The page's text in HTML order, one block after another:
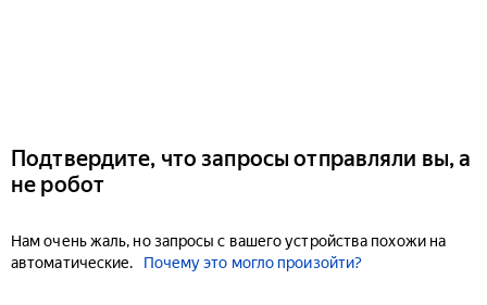
Подтвердите, что запросы отправляли вы, а
не робот
Нам очень жаль, но запросы с вашего устройства похожи на
автоматические.
Почему это могло произойти?